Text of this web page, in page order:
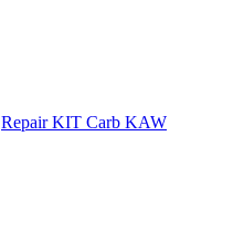
Repair KIT Carb KAW